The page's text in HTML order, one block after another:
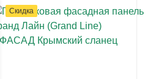
Скидка